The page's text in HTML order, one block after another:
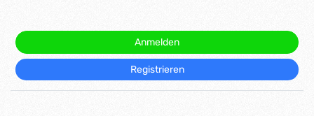
Anmelden
Registrieren